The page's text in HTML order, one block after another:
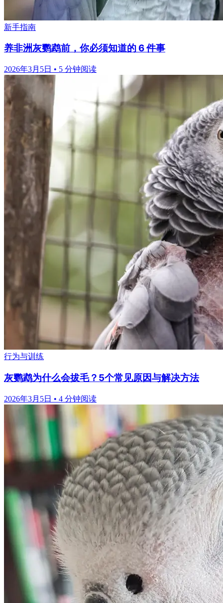
新手指南
养非洲灰鹦鹉前，你必须知道的 6 件事
2026年3月5日 • 5 分钟阅读
行为与训练
灰鹦鹉为什么会拔毛？5个常见原因与解决方法
2026年3月5日 • 4 分钟阅读